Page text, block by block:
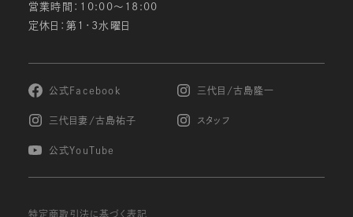
営業時間：10:00〜18:00
定休日：第1・3水曜日
公式Facebook 三代目/古島隆一
三代目妻/古島祐子 スタッフ
公式YouTube
特定商取引法に基づく表記